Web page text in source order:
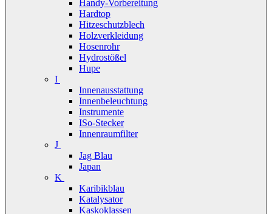
Handy-Vorbereitung
Hardtop
Hitzeschutzblech
Holzverkleidung
Hosenrohr
Hydrostößel
Hupe
I
Innenausstattung
Innenbeleuchtung
Instrumente
ISo-Stecker
Innenraumfilter
J
Jag Blau
Japan
K
Karibikblau
Katalysator
Kaskoklassen